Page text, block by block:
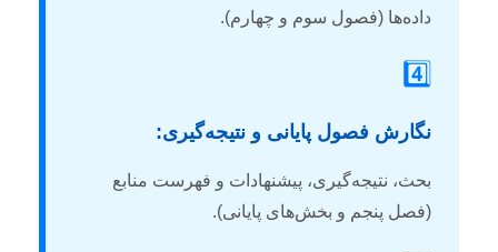
داده‌ها (فصول سوم و چهارم).
4️⃣
نگارش فصول پایانی و نتیجه‌گیری:
بحث، نتیجه‌گیری، پیشنهادات و فهرست منابع
(فصل پنجم و بخش‌های پایانی).